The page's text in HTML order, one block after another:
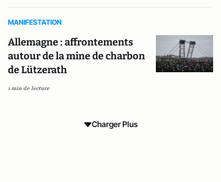
MANIFESTATION
Allemagne : affrontements
autour de la mine de charbon
de Lützerath
1 min de lecture
Charger Plus